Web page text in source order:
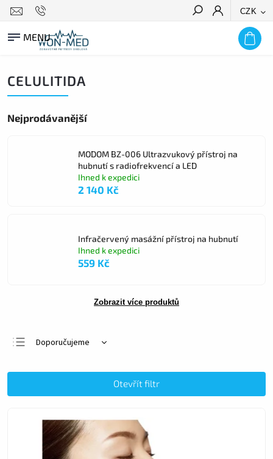
CZK
HLEDAT
CELULITIDA
Nejprodávanější
MODOM BZ-006 Ultrazvukový přístroj na
hubnutí s radiofrekvencí a LED
Ihned k expedici
2 140 Kč
Infračervený masážní přístroj na hubnutí
Ihned k expedici
559 Kč
Zobrazit více produktů
Doporučujeme
Abecedně
Otevřít filtr